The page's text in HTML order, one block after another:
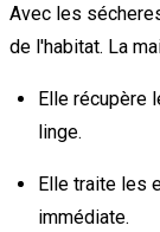
Avec les
de l'habitat. La
Elle récupère
linge.
Elle traite les
immédiate.